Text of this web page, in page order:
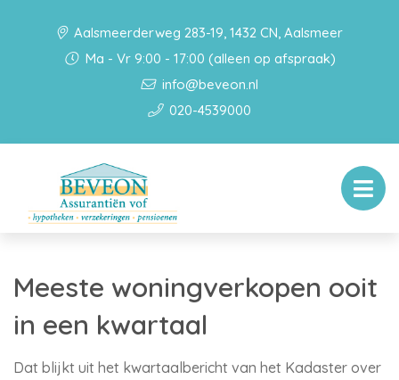
Aalsmeerderweg 283-19, 1432 CN, Aalsmeer
Ma - Vr 9:00 - 17:00 (alleen op afspraak)
info@beveon.nl
020-4539000
Meeste woningverkopen ooit
in een kwartaal
Dat blijkt uit het kwartaalbericht van het Kadaster over